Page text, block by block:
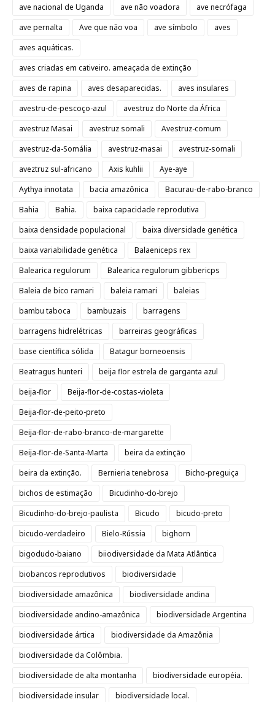
ave nacional de Uganda
ave não voadora
ave necrófaga
ave pernalta
Ave que não voa ave símbolo
aves
aves aquáticas.
aves criadas em cativeiro. ameaçada de extinção
aves de rapina
aves desaparecidas.
aves insulares
avestru-de-pescoço-azul
avestruz do Norte da África
avestruz Masai
avestruz somali
Avestruz-comum
avestruz-da-Somália
avestruz-masai
avestruz-somali
aveztruz sul-africano
Axis kuhlii
Aye-aye
Aythya innotata
bacia amazônica
Bacurau-de-rabo-branco
Bahia
Bahia.
baixa capacidade reprodutiva
baixa densidade populacional
baixa diversidade genética
baixa variabilidade genética
Balaeniceps rex
Balearica regulorum
Balearica regulorum gibbericps
Baleia de bico ramari
baleia ramari
baleias
bambu taboca
bambuzais
barragens
barragens hidrelétricas
barreiras geográficas
base científica sólida
Batagur borneoensis
Beatragus hunteri
beija flor estrela de garganta azul
beija-flor
Beija-flor-de-costas-violeta
Beija-flor-de-peito-preto
Beija-flor-de-rabo-branco-de-margarette
Beija-flor-de-Santa-Marta
beira da extinção
beira da extinção.
Bernieria tenebrosa
Bicho-preguiça
bichos de estimação
Bicudinho-do-brejo
Bicudinho-do-brejo-paulista
Bicudo
bicudo-preto
bicudo-verdadeiro
Bielo-Rússia
bighorn
bigodudo-baiano
biiodiversidade da Mata Atlântica
biobancos reprodutivos
biodiversidade
biodiversidade amazônica
biodiversidade andina
biodiversidade andino-amazônica
biodiversidade Argentina
biodiversidade ártica
biodiversidade da Amazônia
biodiversidade da Colômbia.
biodiversidade de alta montanha
biodiversidade européia.
biodiversidade insular
biodiversidade local.